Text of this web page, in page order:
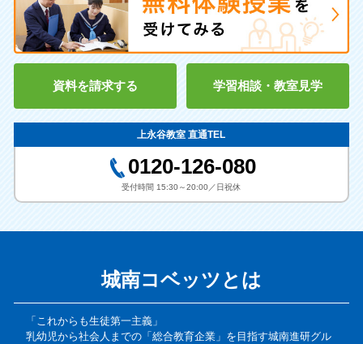
資料を請求する 学習相談・教室見学
上永谷教室 直通TEL
0120-126-080
受付時間 15:30～20:00／日祝休
城南コベッツとは
「これからも生徒第一主義」
乳幼児から社会人までの「総合教育企業」を目指す城南進研グル